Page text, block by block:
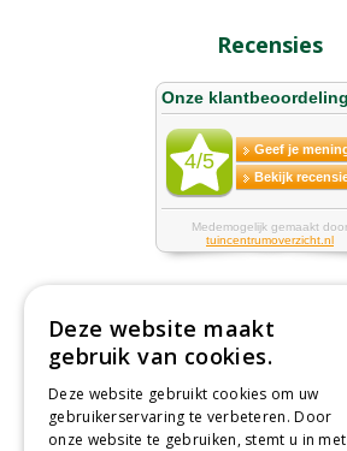
Recensies
Tuincentrum
Nieuws
Tuintips
Deze website maakt
gebruik van cookies.
Deze website gebruikt cookies om uw
gebruikerservaring te verbeteren. Door
onze website te gebruiken, stemt u in met